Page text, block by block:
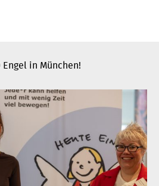
Engel in München!